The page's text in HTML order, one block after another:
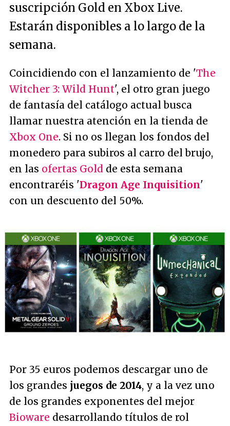
suscripción Gold en Xbox Live.
Estarán disponibles a lo largo de la
semana.
Coincidiendo con el lanzamiento de 'The
Witcher 3: Wild Hunt', el otro gran juego
de fantasía del catálogo actual busca
llamar nuestra atención en la tienda de
Xbox One. Si no os llegan los fondos del
monedero para subiros al carro del brujo,
en las ofertas Gold de esta semana
encontraréis 'Dragon Age Inquisition'
con un descuento del 50%.
Por 35 euros podemos descargar uno de
los grandes juegos de 2014, y a la vez uno
de los grandes exponentes del mejor
Bioware desarrollando títulos de rol